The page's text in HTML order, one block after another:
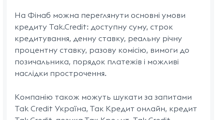
На Фінаб можна переглянути основні умови
кредиту Tak.Credit: доступну суму, строк
кредитування, денну ставку, реальну річну
процентну ставку, разову комісію, вимоги до
позичальника, порядок платежів і можливі
наслідки прострочення.
Компанію також можуть шукати за запитами
Tak Credit Україна, Так Кредит онлайн, кредит